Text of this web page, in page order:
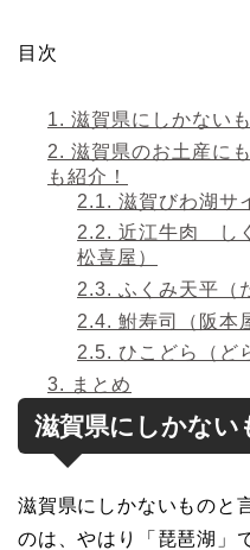
目次
1. 滋賀県にしかない
2. 滋賀県のお土産に
も紹介！
2.1. 滋賀びわ湖サ
2.2. 近江牛肉 し
松喜屋）
2.3. ふくみ天平（
2.4. 鮒寿司（阪本
2.5. ひこどら（ど
3. まとめ
滋賀県にしかない
滋賀県にしかないものと
のは、やはり「琵琶湖」